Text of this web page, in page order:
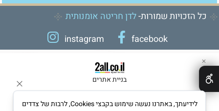
כל הזכויות שמורות-לדן חריטה אומנותית
instagram
facebook
בניית אתרים
✕
לידיעתך, באתרנו נעשה שימוש בקבצי Cookies, לרבות של צדדים